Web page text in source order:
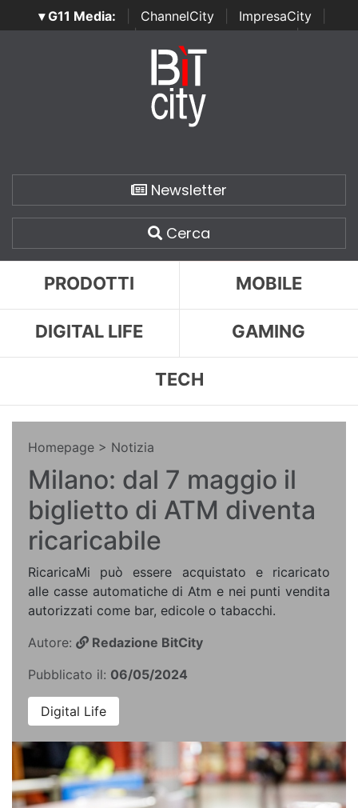
▾ G11 Media: ChannelCity ImpresaCity
SecurityOpenLab | Italian Channel Awards | Italian
Italian Security Awards
Newsletter
Cerca
PRODOTTI MOBILE
DIGITAL LIFE GAMING
TECH
Homepage > Notizia
Milano: dal 7 maggio il
biglietto di ATM diventa
ricaricabile
RicaricaMi può essere acquistato e ricaricato
alle casse automatiche di Atm e nei punti vendita
autorizzati come bar, edicole o tabacchi.
Autore:
Redazione BitCity
Pubblicato il: 06/05/2024
Digital Life